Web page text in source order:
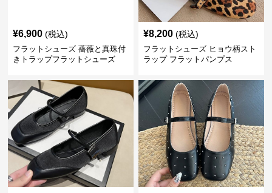
¥6,900 (税込)
フラットシューズ 薔薇と真珠付
きトラップフラットシューズ
¥8,200 (税込)
フラットシューズ ヒョウ柄スト
ラップ フラットパンプス